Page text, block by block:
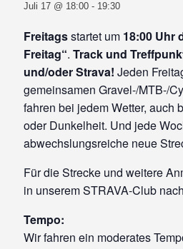
Juli 17 @ 18:00- 19:30
Freitagsstartet um 18:00 Uhr
Freitag“. Track und
und/oder Strava! Jeden
gemeinsamen Gravel-/MTB-/
fahren bei jedem Wetter, auch
oder Dunkelheit. Und jede
abwechslungsreiche neue
Für die Strecke und weitere
in unserem STRAVA-Club
Tempo:
Wir fahren ein moderates